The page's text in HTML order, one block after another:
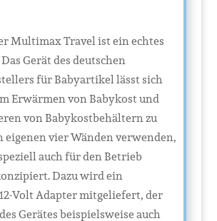
Multimax Travel ist ein echtes
Gerät des deutschen
für Babyartikel lässt sich
Erwärmen von Babykost und
von Babykostbehältern zu
eigenen vier Wänden verwenden,
auch für den Betrieb
Dazu wird ein
Volt Adapter mitgeliefert, der
Gerätes beispielsweise auch